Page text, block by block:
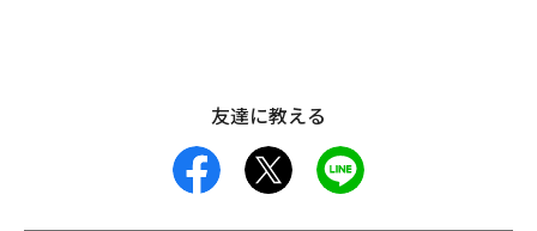
友達に教える
facebook